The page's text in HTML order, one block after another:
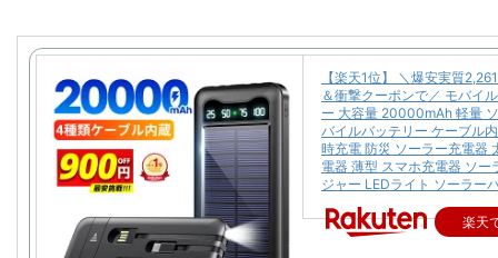
【楽天1位】 ＼爆安実質
＆衝撃クーポンで／ モバイ
ー 大容量 20000mAh 軽量
バイルバッテリー ケーブル
時充電 防災 ソーラー充電器
電器 薄型 スマホ充電器 ソー
ジャー LEDライト ソーラー
楽天